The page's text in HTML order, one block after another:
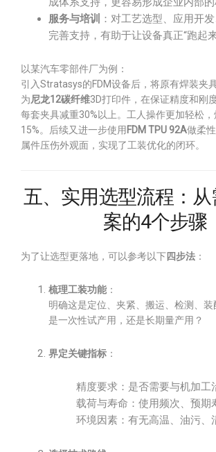
服务与培训 ：对工艺选型、应用开
完善支持，有助于让设备真正“跑起来
以某汽车零部件厂为例：
引入Stratasys的FDM设备后，将原有焊装夹
为尼龙12碳纤维3D打印件，在保证精度和刚
每套夹具减重30%以上。工人操作更加轻松
15%。后续又进一步使用 FDM TPU 92A做柔
属件压伤外观面，实现了工装优化的闭环。
五、实用选型流程：
案的4个步骤
为了让选型更落地，可以参考以下四步法 ：
梳理工装功能 ：
明确这是定位、夹紧、搬运、检测、装
是一次性试产用，还是长期量产用？
界定关键指标 ：
精度要求：是否需要与机加工
载荷与寿命：使用频次、预期
环境因素：有无高温、油污、